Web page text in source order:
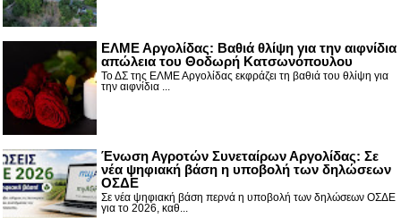
ΕΛΜΕ Αργολίδας: Βαθιά θλίψη για την αιφνίδια
απώλεια του Θοδωρή Κατσωνόπουλου
Το ΔΣ της ΕΛΜΕ Αργολίδας εκφράζει τη βαθιά του θλίψη για
την αιφνίδια ...
Ένωση Αγροτών Συνεταίρων Αργολίδας: Σε
νέα ψηφιακή βάση η υποβολή των δηλώσεων
ΟΣΔΕ
Σε νέα ψηφιακή βάση περνά η υποβολή των δηλώσεων ΟΣΔΕ
για το 2026, καθ...